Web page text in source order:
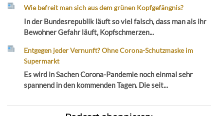
Wie befreit man sich aus dem grünen Kopfgefängnis?
In der Bundesrepublik läuft so viel falsch, dass man als ihr
Bewohner Gefahr läuft, Kopfschmerzen...
Entgegen jeder Vernunft? Ohne Corona-Schutzmaske im
Supermarkt
Es wird in Sachen Corona-Pandemie noch einmal sehr
spannend in den kommenden Tagen. Die seit...